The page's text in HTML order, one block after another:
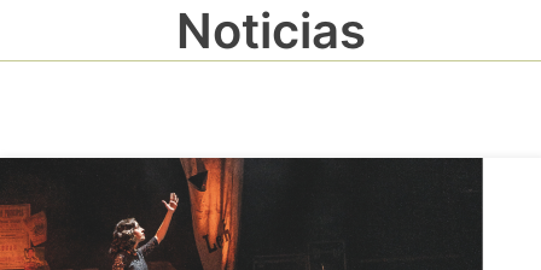
Noticias